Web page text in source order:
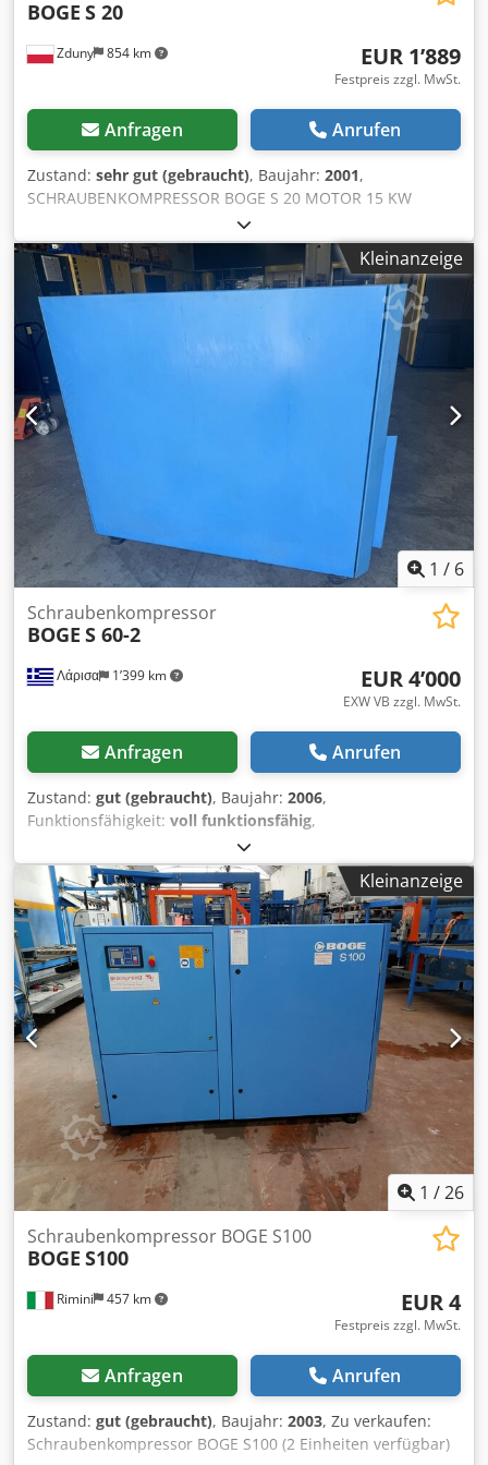
Zduny 854 km
BOGE S 20
EUR 1’889
Festpreis zzgl. MwSt.
Anfragen Anrufen
Zustand: sehr gut (gebraucht), Baujahr: 2001,
SCHRAUBENKOMPRESSOR BOGE S 20 MOTOR 15 KW
PUMPENLEISTUNG 2,06m3/min Dcodogzv Epopfx Aa Dok
DRUCK 10 BAR BAUJAHR 2001 KOMPRESSOR VOLL
FUNKTIONSFÄHIG. NETTOPREIS 8500,- BRUTTOPREIS
10455,- WIR BIETEN GARANTIE, SERVICE, REPARATUREN.
Kleinanzeige
1 / 6
Λάρισα 1’399 km
Schraubenkompressor
BOGE S 60-2
EUR 4’000
EXW VB zzgl. MwSt.
Anfragen Anrufen
Zustand: gut (gebraucht), Baujahr: 2006,
Funktionsfähigkeit: voll funktionsfähig,
Maschinen-/Fahrzeugnummer:
(61.18 PS), Betriebsdruck:10 bar, Der Kompressor ist
generalüberholt und gewartet. Das Verdichteraggregat
(Airend) hat nach der Überholung 10 Betriebsstunden.
Dcodsy R Sywspfx Aa Dek
Kleinanzeige
1 /26
Rimini 457 km
Schraubenkompressor BOGE S100
BOGE S100
EUR 4
Festpreis zzgl. MwSt.
Anfragen Anrufen
Zustand: gut (gebraucht), Baujahr: 2003, Zu verkaufen:
Schraubenkompressor BOGE S100 (2 Einheiten verfügbar)